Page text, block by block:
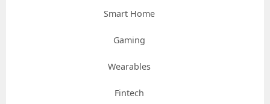
Smart Home
Gaming
Wearables
Fintech